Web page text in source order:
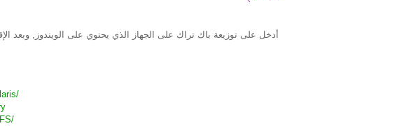
أدخل على توزيعة باك تراك على الجهاز الذي يحتوي على الويندوز, وبعد
/dev/sda1 1 192 1536000 82 Linux swap / Solaris
/dev/sda2 * 192 12352 97680384 7 HPFS/NTFS